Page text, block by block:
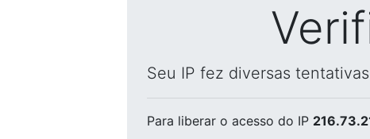
Seu IP fez diversas
Para liberar o acesso do IP